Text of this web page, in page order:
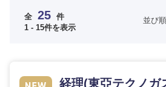
全 25 件
1 - 15件を表示
並び順
経理(東亞テクノガ